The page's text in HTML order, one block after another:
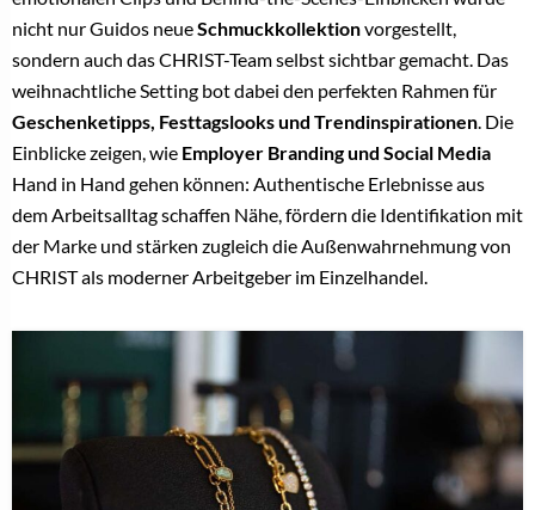
nicht nur Guidos neueSchmuckkollektionvorgestellt,
sondern auch das CHRIST-Team selbst sichtbar gemacht. Das
weihnachtliche Setting bot dabei den perfekten Rahmen für
Geschenketipps, Festtagslooks und Trendinspirationen . Die
Einblicke zeigen, wie Employer Branding und Social Media
Hand in Hand gehen können: Authentische Erlebnisse aus
dem Arbeitsalltag schaffen Nähe, fördern die Identifikation mit
der Marke und stärken zugleich die Außenwahrnehmung von
CHRIST als moderner Arbeitgeber im Einzelhandel.